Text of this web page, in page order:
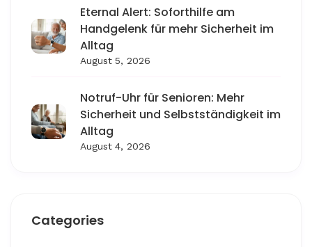
Eternal Alert: Soforthilfe am
Handgelenk für mehr Sicherheit im
Alltag
August 5, 2026
Notruf-Uhr für Senioren: Mehr
Sicherheit und Selbstständigkeit im
Alltag
August 4, 2026
Categories